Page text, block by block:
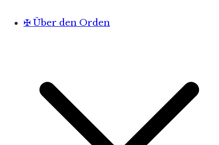
✠ Über den Orden